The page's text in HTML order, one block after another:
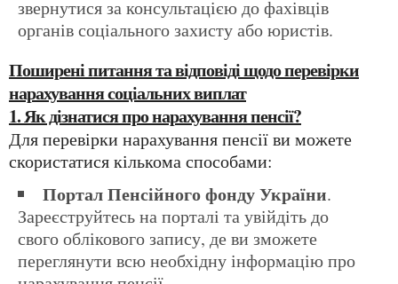
звернутися за консультацією до фахівців
органів соціального захисту або юристів.
Поширені питання та відповіді щодо перевірки
нарахування соціальних виплат
1. Як дізнатися про нарахування пенсії?
Для перевірки нарахування пенсії ви можете
скористатися кількома способами:
Портал Пенсійного фонду України.
Зареєструйтесь на порталі та увійдіть до
свого облікового запису, де ви зможете
переглянути всю необхідну інформацію про